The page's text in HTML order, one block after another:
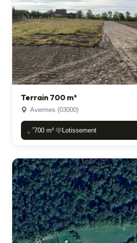
Terrain 700 m²
Avermes (03000)
700 m²- Lotissement